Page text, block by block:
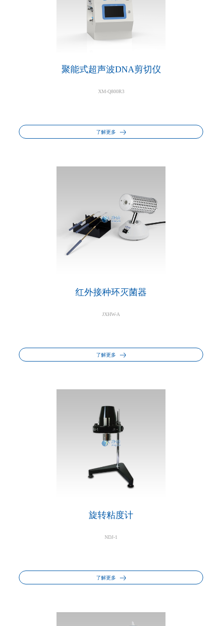
聚能式超声波DNA剪切仪
XM-Q800R3
了解更多
红外接种环灭菌器
JXHW-A
了解更多
旋转粘度计
NDJ-1
了解更多